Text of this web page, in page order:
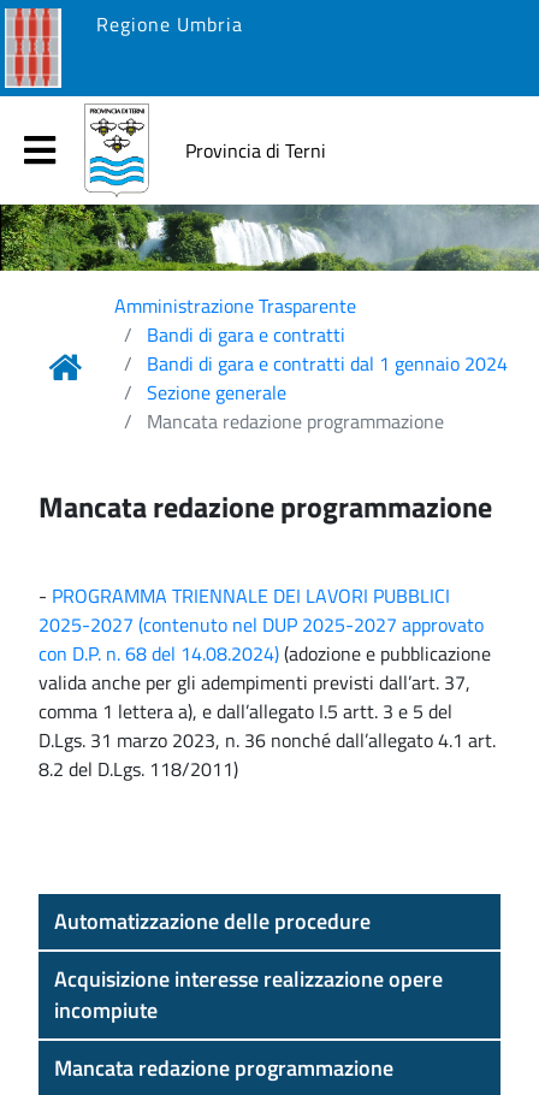
Regione Umbria
Provincia di Terni
Amministrazione Trasparente
Bandi di gara e contratti
Bandi di gara e contratti dal 1 gennaio 2024
Sezione generale
Mancata redazione programmazione
Mancata redazione programmazione
- PROGRAMMA TRIENNALE DEI LAVORI PUBBLICI
2025-2027 (contenuto nel DUP 2025-2027 approvato
con D.P. n. 68 del 14.08.2024)(adozione e pubblicazione
valida anche per gli adempimenti previsti dall’art. 37,
comma 1 lettera a), e dall’allegato I.5 artt. 3 e 5 del
D.Lgs. 31 marzo 2023, n. 36 nonché dall’allegato 4.1 art.
8.2 del D.Lgs. 118/2011)
Automatizzazione delle procedure
Acquisizione interesse realizzazione opere
incompiute
Mancata redazione programmazione